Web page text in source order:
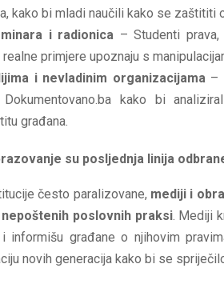
kako bi mladi naučili kako se zaštititi
i radionica – Studenti
primjere upoznaju s
i nevladinim organizacijama–
kako bi
građana.
su posljednja linija
često paralizovane, mediji i
poslovnih praksi. Mediji
informišu građane o njihovim
novih generacija kako bi se